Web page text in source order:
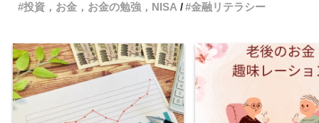
投資，お金，お金の勉強，NISA
金融リテラシー